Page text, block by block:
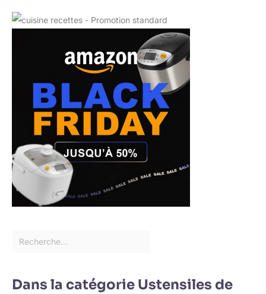
Dans la catégorie Ustensiles de